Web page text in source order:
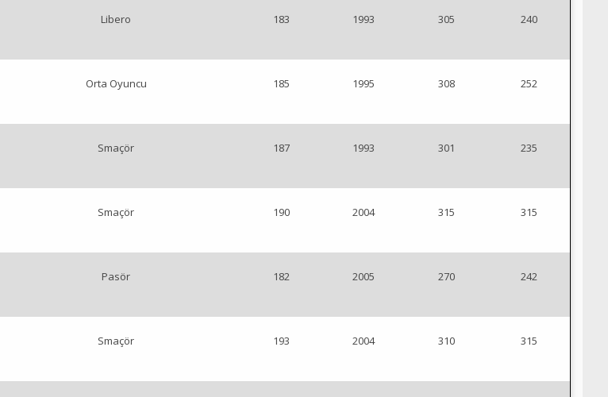
Libero 183 1993 305 240
Orta Oyuncu 185 1995 308 252
Smaçör 187 1993 301 235
Smaçör 190 2004 315 315
Pasör 182 2005 270 242
Smaçör 193 2004 310 315